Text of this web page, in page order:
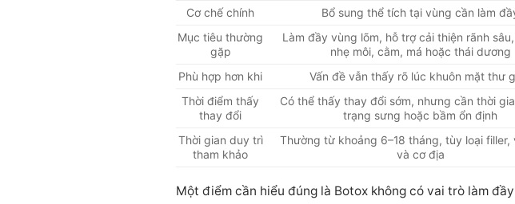
Cơ chế chính
Bổ sung thể tích tại vùng cần làm
Mục tiêu thường
gặp
Làm đầy vùng lõm, hỗ trợ cải thiện rãnh
nhẹ môi, cằm, má hoặc thái dương
Phù hợp hơn khi
Vấn đề vẫn thấy rõ lúc khuôn mặt thư
Thời điểm thấy
thay đổi
Có thể thấy thay đổi sớm, nhưng cần thời
trạng sưng hoặc bầm ổn định
Thời gian duy trì
tham khảo
Thường từ khoảng 6–18 tháng, tùy loại filler,
và cơ địa
Một điểm cần hiểu đúng là Botox không có vai trò làm